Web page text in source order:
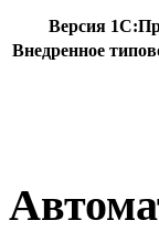
Версия
Внедренное